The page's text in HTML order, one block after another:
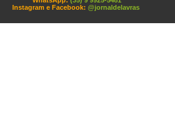
Instagram e Facebook: @jornaldelavras